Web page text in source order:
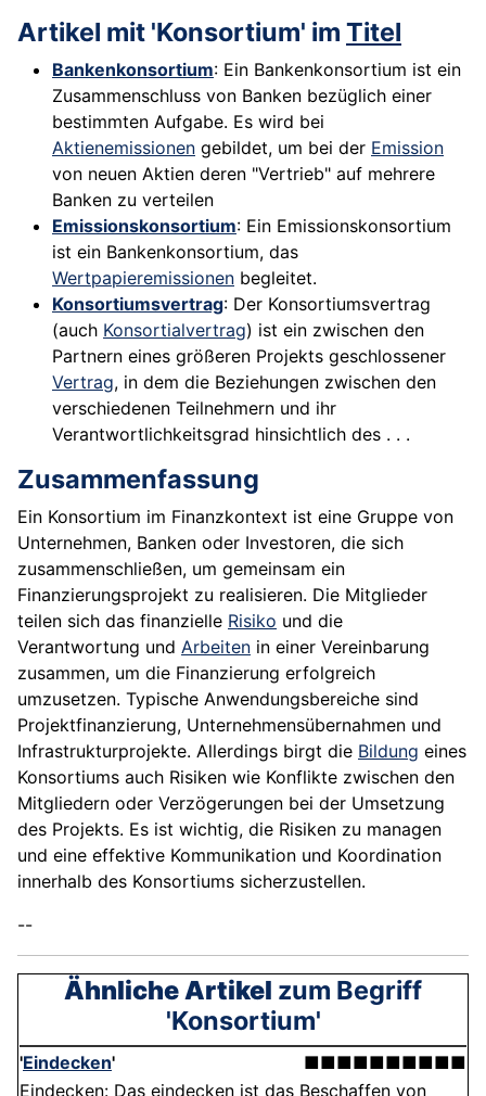
Artikel mit 'Konsortium' im Titel
Bankenkonsortium: Ein Bankenkonsortium ist ein
Zusammenschluss von Banken bezüglich einer
bestimmten Aufgabe. Es wird bei
Aktienemissionen gebildet, um bei der Emission
von neuen Aktien deren "Vertrieb" auf mehrere
Banken zu verteilen
Emissionskonsortium: Ein Emissionskonsortium
ist ein Bankenkonsortium, das
Wertpapieremissionen begleitet.
Konsortiumsvertrag: Der Konsortiumsvertrag
(auch Konsortialvertrag) ist ein zwischen den
Partnern eines größeren Projekts geschlossener
Vertrag, in dem die Beziehungen zwischen den
verschiedenen Teilnehmern und ihr
Verantwortlichkeitsgrad hinsichtlich des . . .
Zusammenfassung
Ein Konsortium im Finanzkontext ist eine Gruppe von
Unternehmen, Banken oder Investoren, die sich
zusammenschließen, um gemeinsam ein
Finanzierungsprojekt zu realisieren. Die Mitglieder
teilen sich das finanzielle Risiko und die
Verantwortung und Arbeiten in einer Vereinbarung
zusammen, um die Finanzierung erfolgreich
umzusetzen. Typische Anwendungsbereiche sind
Projektfinanzierung, Unternehmensübernahmen und
Infrastrukturprojekte. Allerdings birgt die Bildung eines
Konsortiums auch Risiken wie Konflikte zwischen den
Mitgliedern oder Verzögerungen bei der Umsetzung
des Projekts. Es ist wichtig, die Risiken zu managen
und eine effektive Kommunikation und Koordination
innerhalb des Konsortiums sicherzustellen.
--
Ähnliche Artikel zum Begriff
'Konsortium'
'Eindecken'
■■■■■■■■■■
Eindecken: Das eindecken ist das Beschaffen von